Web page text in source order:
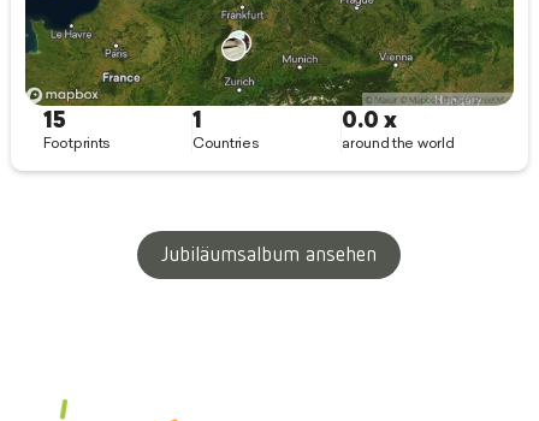
Jubiläumsalbum ansehen